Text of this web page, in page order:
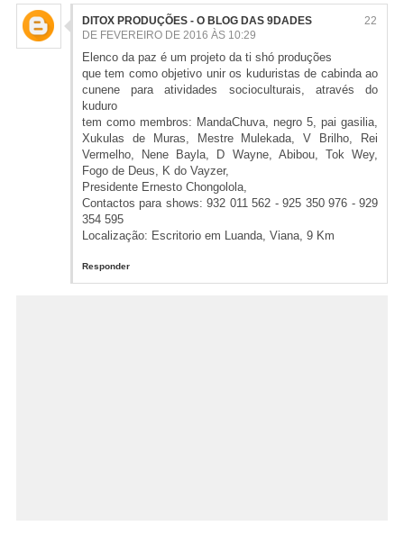
DITOX PRODUÇÕES - O BLOG DAS 9DADES
22
DE FEVEREIRO DE 2016 ÀS 10:29
Elenco da paz é um projeto da ti shó produções
que tem como objetivo unir os kuduristas de cabinda ao
cunene para atividades socioculturais, através do
kuduro
tem como membros: MandaChuva, negro 5, pai gasilia,
Xukulas de Muras, Mestre Mulekada, V Brilho, Rei
Vermelho, Nene Bayla, D Wayne, Abibou, Tok Wey,
Fogo de Deus, K do Vayzer,
Presidente Ernesto Chongolola,
Contactos para shows: 932 011 562 - 925 350 976 - 929
354 595
Localização: Escritorio em Luanda, Viana, 9 Km
Responder